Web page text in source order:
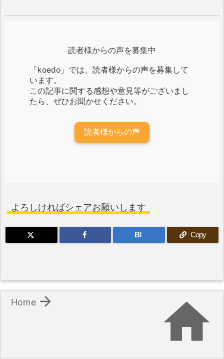
読者様からの声を募集中
「koedo」では、読者様からの声を募集して
います。
この記事に関する感想や意見等がございまし
たら、ぜひお聞かせください。
読者様からの声
よろしければシェアお願いします
B! Copy


Home